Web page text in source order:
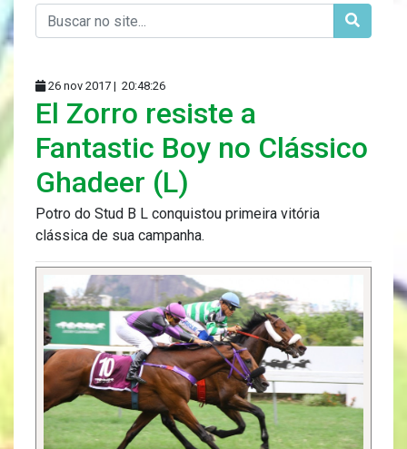
26 nov 2017 | 20:48:26
El Zorro resiste a
Fantastic Boy no Clássico
Ghadeer (L)
Potro do Stud B L conquistou primeira vitória
clássica de sua campanha.